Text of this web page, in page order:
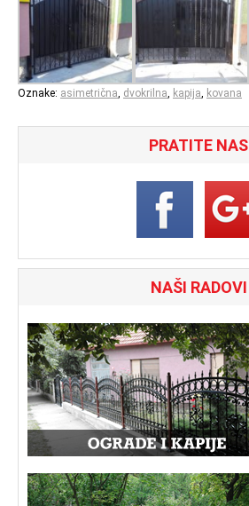
Oznake: asimetrična dvokrilna kapija kovana
PRATITE NAS
NAŠI RADOVI